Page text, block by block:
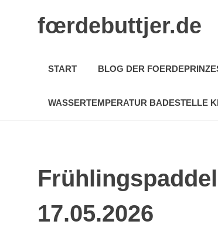
fœrdebuttjer.de
derSTART BLOG DER
WASSERTEMPERATUR BADESTELLE
17.05.2026